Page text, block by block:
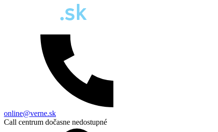
online@verne.sk
Call centrum dočasne nedostupné